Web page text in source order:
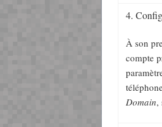
4.
À son
compte
Domain,